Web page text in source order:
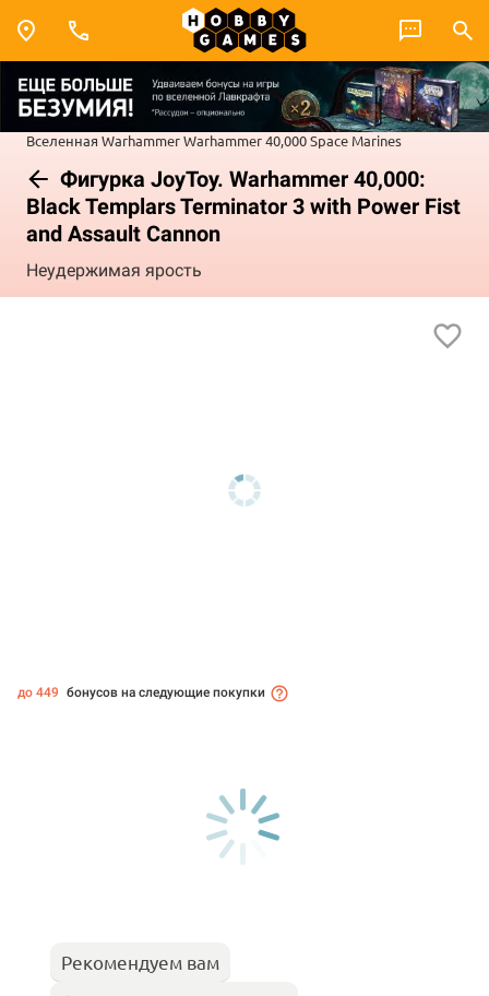
Вселенная WarhammerWarhammer 40,000Space Marines
Фигурка JoyToy. Warhammer 40,000:
Black Templars Terminator 3 with Power Fist
and Assault Cannon
Неудержимая ярость
до 449 бонусов на следующие покупки
Рекомендуем вам